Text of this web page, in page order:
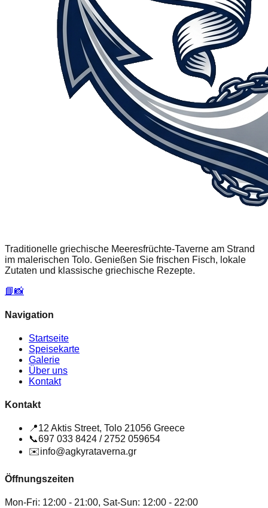
Traditionelle griechische Meeresfrüchte-Taverne am Strand
im malerischen Tolo. Genießen Sie frischen Fisch, lokale
Zutaten und klassische griechische Rezepte.
📘📸
Navigation
Startseite
Speisekarte
Galerie
Über uns
Kontakt
Kontakt
📍12 Aktis Street, Tolo 21056 Greece
📞697 033 8424 / 2752 059654
✉️info@agkyrataverna.gr
Öffnungszeiten
Mon-Fri: 12:00 - 21:00, Sat-Sun: 12:00 - 22:00